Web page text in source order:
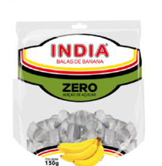
LISTA DE DESEJO
Bala Banana 300Gr India
- Pacote
R$7,55